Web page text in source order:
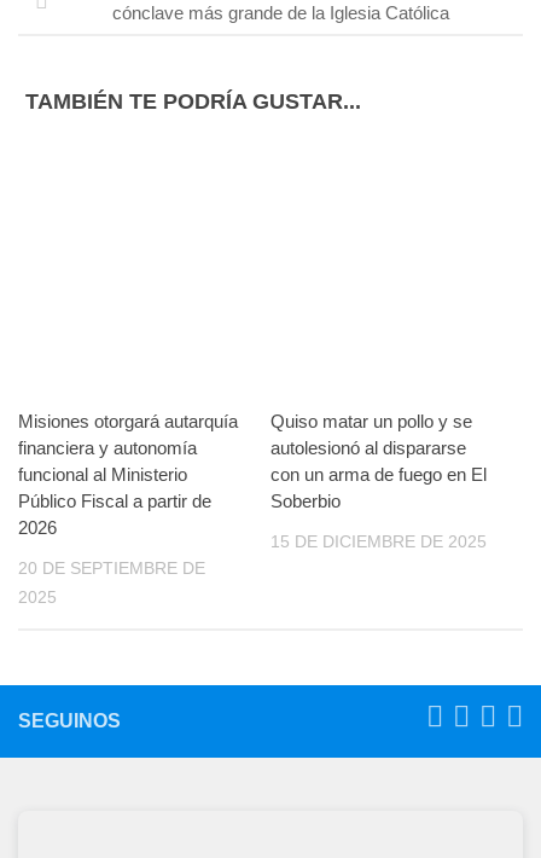
cónclave más grande de la Iglesia Católica
TAMBIÉN TE PODRÍA GUSTAR...
Misiones otorgará autarquía
financiera y autonomía
funcional al Ministerio
Público Fiscal a partir de
2026
20 DE SEPTIEMBRE DE
2025
Quiso matar un pollo y se
autolesionó al dispararse
con un arma de fuego en El
Soberbio
15 DE DICIEMBRE DE 2025
SEGUINOS